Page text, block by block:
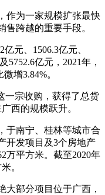
作为一家规模扩张最快
跨越的重要手段。
元、1506.3亿元、
5752.6亿元，2021年，
增3.84%。
一宗收购，获得了总货
西的规模跃升。
于南宁、桂林等城市合
开发项目及3个房地产
万平方米。截至2020年
。
大部分项目位于广西，